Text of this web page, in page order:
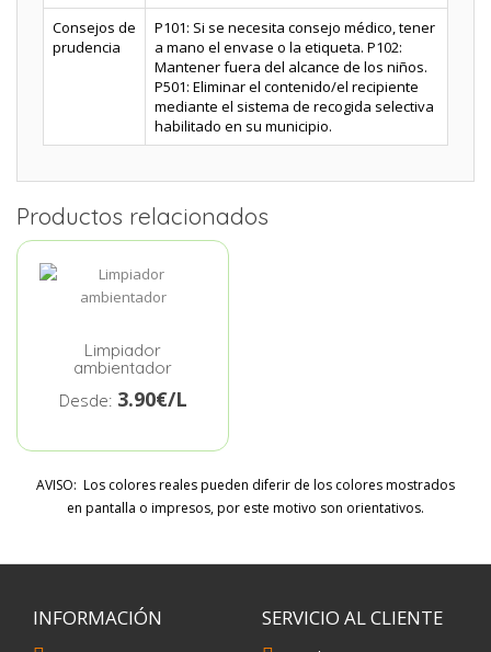
Consejos de
prudencia
P101: Si se necesita consejo médico, tener
a mano el envase o la etiqueta. P102:
Mantener fuera del alcance de los niños.
P501: Eliminar el contenido/el recipiente
mediante el sistema de recogida selectiva
habilitado en su municipio.
Productos relacionados
Limpiador
ambientador
Desde: 3.90€/L
AVISO: Los colores reales pueden diferir de los colores mostrados
en pantalla o impresos, por este motivo son orientativos.
INFORMACIÓN SERVICIO AL CLIENTE